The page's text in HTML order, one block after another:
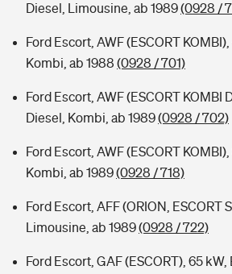
Diesel, Limousine, ab 1989(0928 /
Ford Escort, AWF (ESCORT
Kombi, ab 1988 (0928 / 701)
Ford Escort, AWF (ESCORT KOMBI
Diesel, Kombi, ab 1989(0928 / 702)
Ford Escort, AWF (ESCORT
Kombi, ab 1989(0928 / 718)
Ford Escort, AFF (ORION, ESCORT
Limousine, ab 1989(0928 / 722)
Ford Escort, GAF (ESCORT), 65